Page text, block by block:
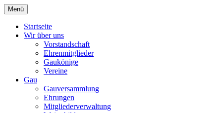
Zum
Inhalt
springen
Schützengau Simbach
Menü
Startseite
Wir über uns
Vorstandschaft
Ehrenmitglieder
Gaukönige
Vereine
Gau
Gauversammlung
Ehrungen
Mitgliederverwaltung